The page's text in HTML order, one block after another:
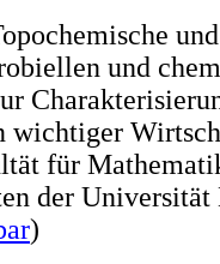
und
wichtiger
für
der
)